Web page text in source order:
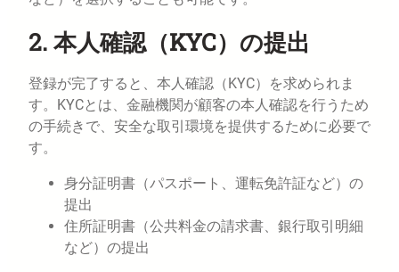
2. 本人確認（KYC）の提出
登録が完了すると、本人確認（KYC）を求められま
す。KYCとは、金融機関が顧客の本人確認を行うため
の手続きで、安全な取引環境を提供するために必要で
す。
身分証明書（パスポート、運転免許証など）の
提出
住所証明書（公共料金の請求書、銀行取引明細
など）の提出